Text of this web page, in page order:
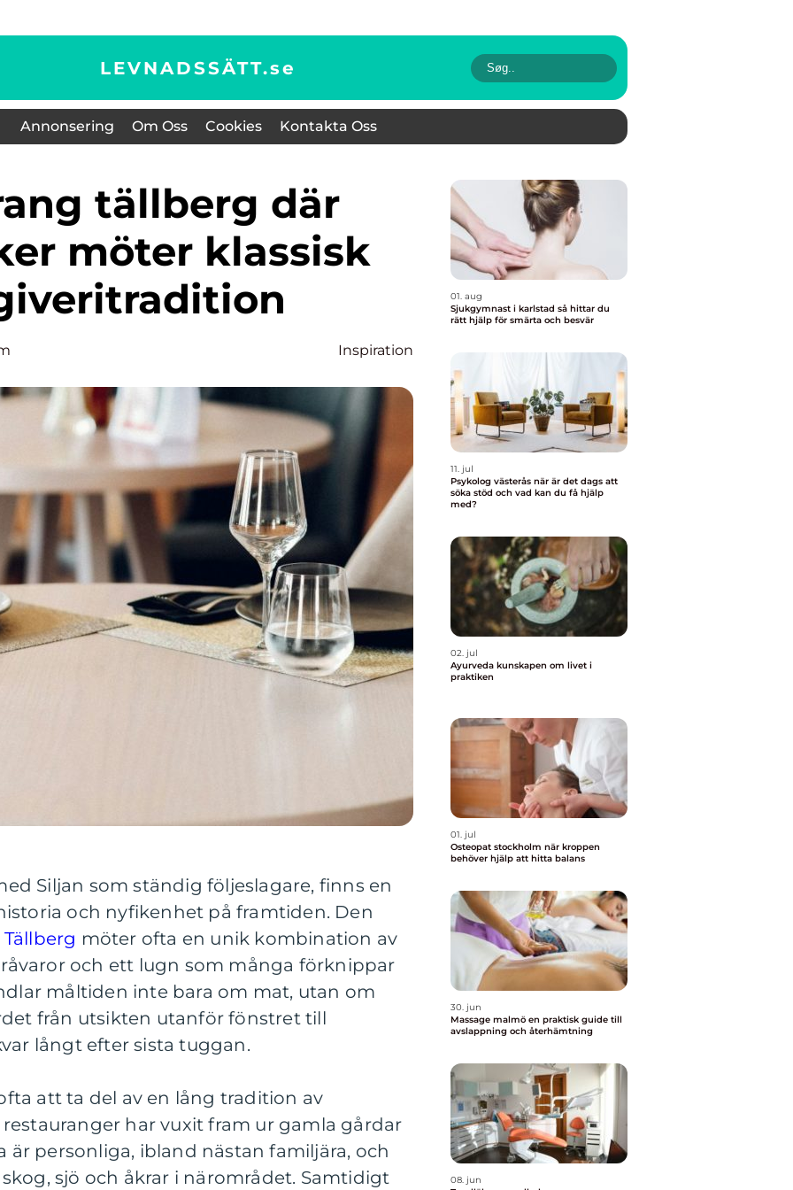
LEVNADSSÄTT.se
Annonsering Om Oss Cookies Kontakta Oss
möter klassisk
Inspiration
Siljan som ständig följeslagare, finns en
och nyfikenhet på framtiden. Den
möter ofta en unik kombination av
och ett lugn som många förknippar
måltiden inte bara om mat, utan om
från utsikten utanför fönstret till
långt efter sista tuggan.
att ta del av en lång tradition av
har vuxit fram ur gamla gårdar
är personliga, ibland nästan familjära, och
sjö och åkrar i närområdet. Samtidigt
01. aug
Sjukgymnast i karlstad så hittar du
rätt hjälp för smärta och besvär
11. jul
Psykolog västerås när är det dags att
söka stöd och vad kan du få hjälp
med?
02. jul
Ayurveda kunskapen om livet i
praktiken
01. jul
Osteopat stockholm när kroppen
behöver hjälp att hitta balans
30. jun
Massage malmö en praktisk guide till
avslappning och återhämtning
08. jun